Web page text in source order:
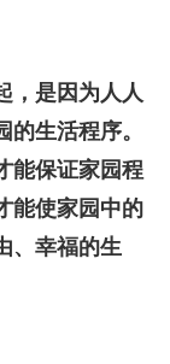
是因为人人
生活程序。
能保证家园程
能使家园中的
、幸福的生